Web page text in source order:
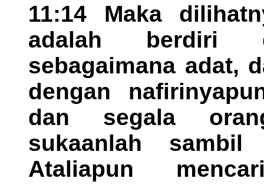
11:14 Maka
adalah berdiri
sebagaimana adat,
dengan
dan segala
sukaanlah
Ataliapun